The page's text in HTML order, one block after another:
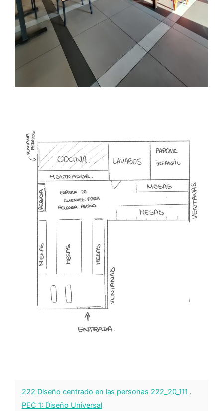
222 Diseño centrado en las personas 222_20_111 .
PEC 1: Diseño Universal